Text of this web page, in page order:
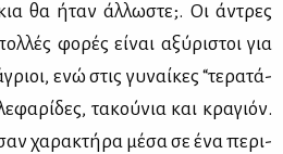
θα ήταν άλ­λω­στε;. Οι άντρες
φο­ρές εί­ναι αξύ­ρι­στοι για
ενώ στις γυ­ναί­κες “τε­ρα­τά­
τα­κού­νια και κρα­γιόν.
χα­ρα­κτή­ρα μέ­σα σε ένα πε­ρι­